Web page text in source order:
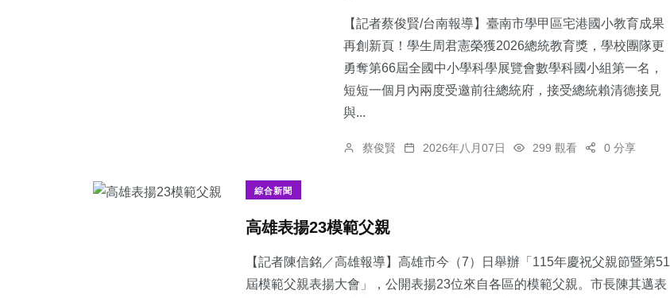
【記者蔡俊賢/台南報導】臺南市學甲區宅港國小教育成果
再創新頁！學生周君憲榮獲2026總統教育獎，學校團隊更
勇奪第66屆全國中小學科學展覽會數學科國小組第一名，
短短一個月內兩度受邀前往總統府，接受總統賴清德接見
與...
蔡俊賢 2026年八月07日 299 觀看 0 分享
綜合新聞
​高雄表揚23模範父親
【記者陳信銘／高雄報導】高雄市今（7）日舉辦「115年慶祝父親節暨第51
屆模範父親表揚大會」，公開表揚23位來自各區的模範父親。市長陳其邁表